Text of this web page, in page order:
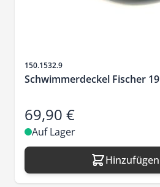
Artikelnr.
150.1532.9
Schwimmerdeckel Fischer 19
69,90 €
Auf Lager
Hinzufügen